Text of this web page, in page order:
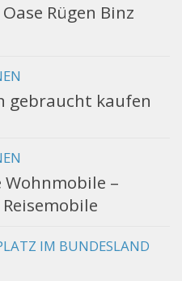
Rügen Binz
gebraucht kaufen
–
IM BUNDESLAND